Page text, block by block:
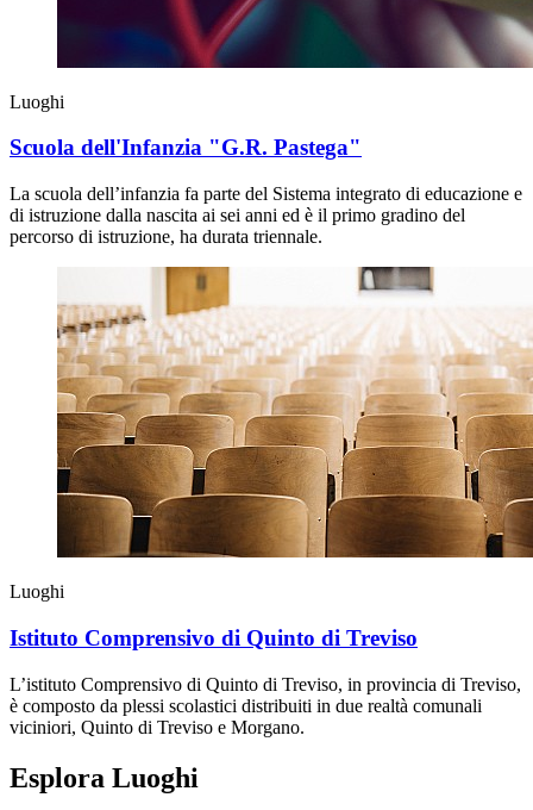
Luoghi
Scuola dell'Infanzia "G.R. Pastega"
La scuola dell’infanzia fa parte del Sistema integrato di educazione e
di istruzione dalla nascita ai sei anni ed è il primo gradino del
percorso di istruzione, ha durata triennale.
Luoghi
Istituto Comprensivo di Quinto di Treviso
L’istituto Comprensivo di Quinto di Treviso, in provincia di Treviso,
è composto da plessi scolastici distribuiti in due realtà comunali
viciniori, Quinto di Treviso e Morgano.
Esplora Luoghi